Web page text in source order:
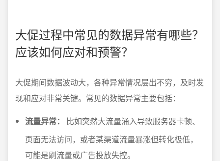
大促过程中常见的数据异常有哪些？
应该如何应对和预警？
大促期间数据波动大，各种异常情况层出不穷，及时发
现和应对非常关键。常见的数据异常主要包括：
流量异常：
比如突然大流量涌入导致服务器卡顿、
页面无法访问，或者某渠道流量暴涨但转化极低，
可能是刷流量或广告投放失控。